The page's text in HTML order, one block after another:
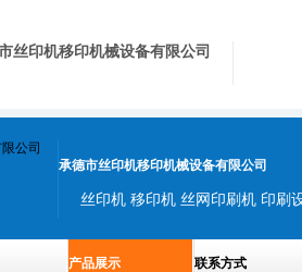
丝印机移印机械设备有限公司
承德市丝印机移印机械设备有限公司
产品展示 联系方式